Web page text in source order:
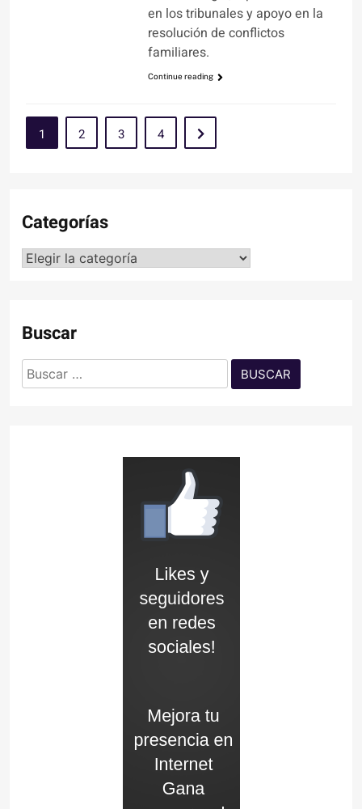
en los tribunales y apoyo en la
resolución de conflictos
familiares.
Continue reading
1 2 3 4
Categorías
Categorías
Buscar
Buscar: